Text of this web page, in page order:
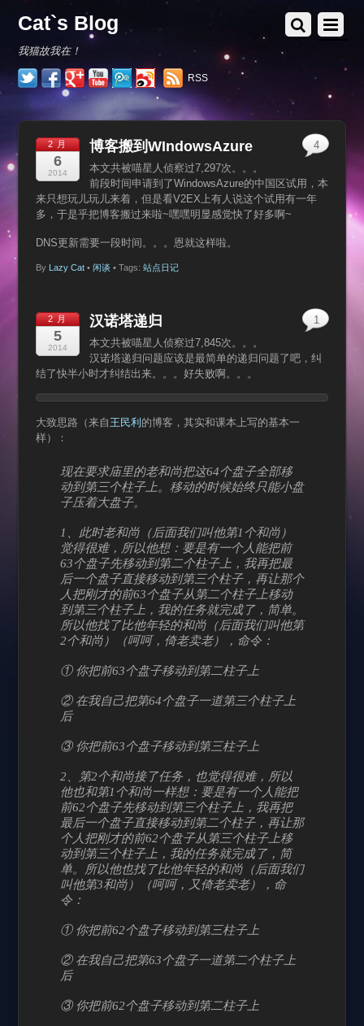
Cat`s Blog
我猫故我在！
RSS
2 月
6
2014
博客搬到WIndowsAzure
本文共被喵星人侦察过7,297次。。。
前段时间申请到了WindowsAzure的中国区试用，本
来只想玩儿玩儿来着，但是看V2EX上有人说这个试用有一年
多，于是乎把博客搬过来啦~嘿嘿明显感觉快了好多啊~
DNS更新需要一段时间。。。恩就这样啦。
By Lazy Cat• 闲谈
4
• Tags: 站点日记
2 月
5
2014
汉诺塔递归
本文共被喵星人侦察过7,845次。。。
汉诺塔递归问题应该是最简单的递归问题了吧，纠
结了快半小时才纠结出来。。。好失败啊。。。
大致思路（来自 王民利的博客，其实和课本上写的基本一
样）：
现在要求庙里的老和尚把这64个盘子全部移
动到第三个柱子上。移动的时候始终只能小盘
子压着大盘子。
1、此时老和尚（后面我们叫他第1个和尚）
觉得很难，所以他想：要是有一个人能把前
63个盘子先移动到第二个柱子上，我再把最
后一个盘子直接移动到第三个柱子，再让那个
人把刚才的前63个盘子从第二个柱子上移动
到第三个柱子上，我的任务就完成了，简单。
所以他找了比他年轻的和尚（后面我们叫他第
2个和尚）（呵呵，倚老卖老），命令：
① 你把前63个盘子移动到第二柱子上
② 在我自己把第64个盘子一道第三个柱子上
后
③ 你把前63个盘子移动到第三柱子上
2、第2个和尚接了任务，也觉得很难，所以
他也和第1个和尚一样想：要是有一个人能把
前62个盘子先移动到第三个柱子上，我再把
最后一个盘子直接移动到第二个柱子，再让那
个人把刚才的前62个盘子从第三个柱子上移
动到第三个柱子上，我的任务就完成了，简
单。所以他也找了比他年轻的和尚（后面我们
叫他第3和尚）（呵呵，又倚老卖老），命
令：
① 你把前62个盘子移动到第三柱子上
② 在我自己把第63个盘子一道第二个柱子上
后
③ 你把前62个盘子移动到第二柱子上
1